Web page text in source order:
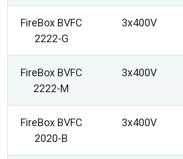
FireBox BVFC
2222-G
3x400V
FireBox BVFC
2222-M
3x400V
FireBox BVFC
2020-B
3x400V